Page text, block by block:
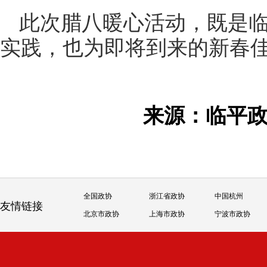
此次腊八暖心活动，既是
实践，也为即将到来的新春
来源：临
友情链接
全国政协 浙江省政协 中国杭州
北京市政协 上海市政协 宁波市政协